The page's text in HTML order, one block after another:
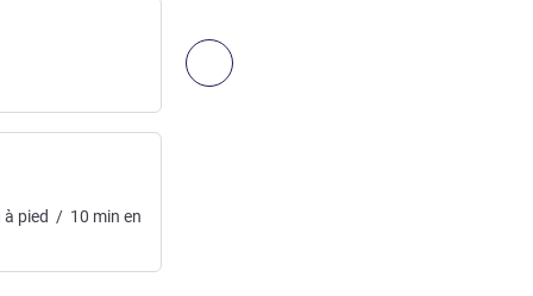
Suivant - Accès & Transport
à pied / 10 min en
Aéroport
Accès: